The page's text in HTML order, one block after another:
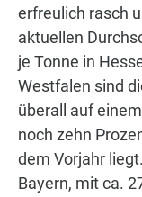
erfreulich rasch
aktuellen
je Tonne in
Westfalen sind
überall auf
noch zehn
dem Vorjahr
Bayern, mit ca.